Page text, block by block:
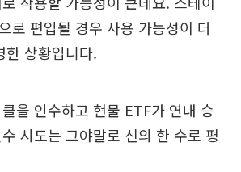
로 편입될 경우 사용 가능성이 더
한 상황입니다.
을 인수하고 현물 ETF가 연내 승
시도는 그야말로 신의 한 수로 평